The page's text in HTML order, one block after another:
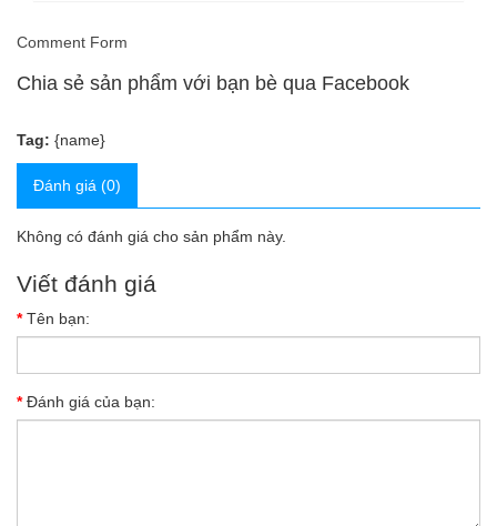
Comment Form
Chia sẻ sản phẩm với bạn bè qua Facebook
Tag: {name}
Đánh giá (0)
Không có đánh giá cho sản phẩm này.
Viết đánh giá
Tên bạn:
Đánh giá của bạn: